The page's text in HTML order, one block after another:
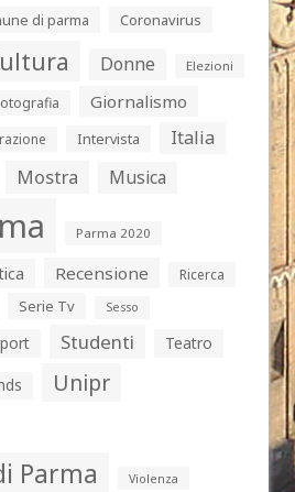
di parma Coronavirus
Donne Elezioni
Giornalismo
Intervista Italia
Mostra Musica
Parma 2020
Recensione
Ricerca
Serie Tv Sesso
Studenti Teatro
Unipr
Parma Violenza